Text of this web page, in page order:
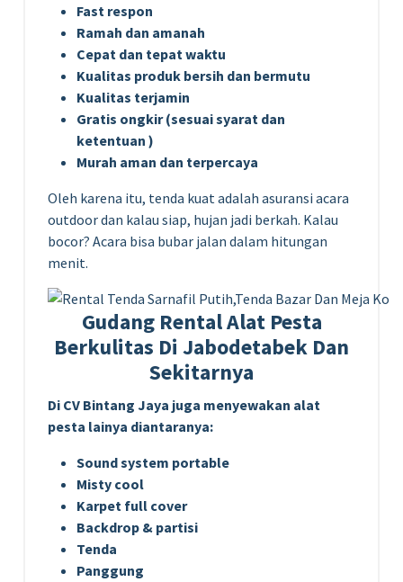
Fast respon
Ramah dan amanah
Cepat dan tepat waktu
Kualitas produk bersih dan bermutu
Kualitas terjamin
Gratis ongkir (sesuai syarat dan
ketentuan )
Murah aman dan terpercaya
Oleh karena itu, tenda kuat adalah asuransi acara
outdoor dan kalau siap, hujan jadi berkah. Kalau
bocor? Acara bisa bubar jalan dalam hitungan
menit.
Gudang Rental Alat Pesta
Berkulitas Di Jabodetabek Dan
Sekitarnya
Di CV Bintang Jaya juga menyewakan alat
pesta lainya diantaranya:
Sound system portable
Misty cool
Karpet full cover
Backdrop & partisi
Tenda
Panggung